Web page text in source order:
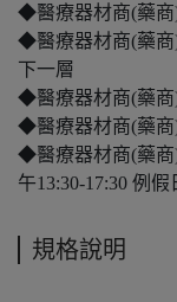
◆醫療器材商(藥商
◆醫療器材商(藥商
下一層
◆醫療器材商(藥商)
◆醫療器材商(藥商
◆醫療器材商(藥商
午13:30-17:30 例假
規格說明